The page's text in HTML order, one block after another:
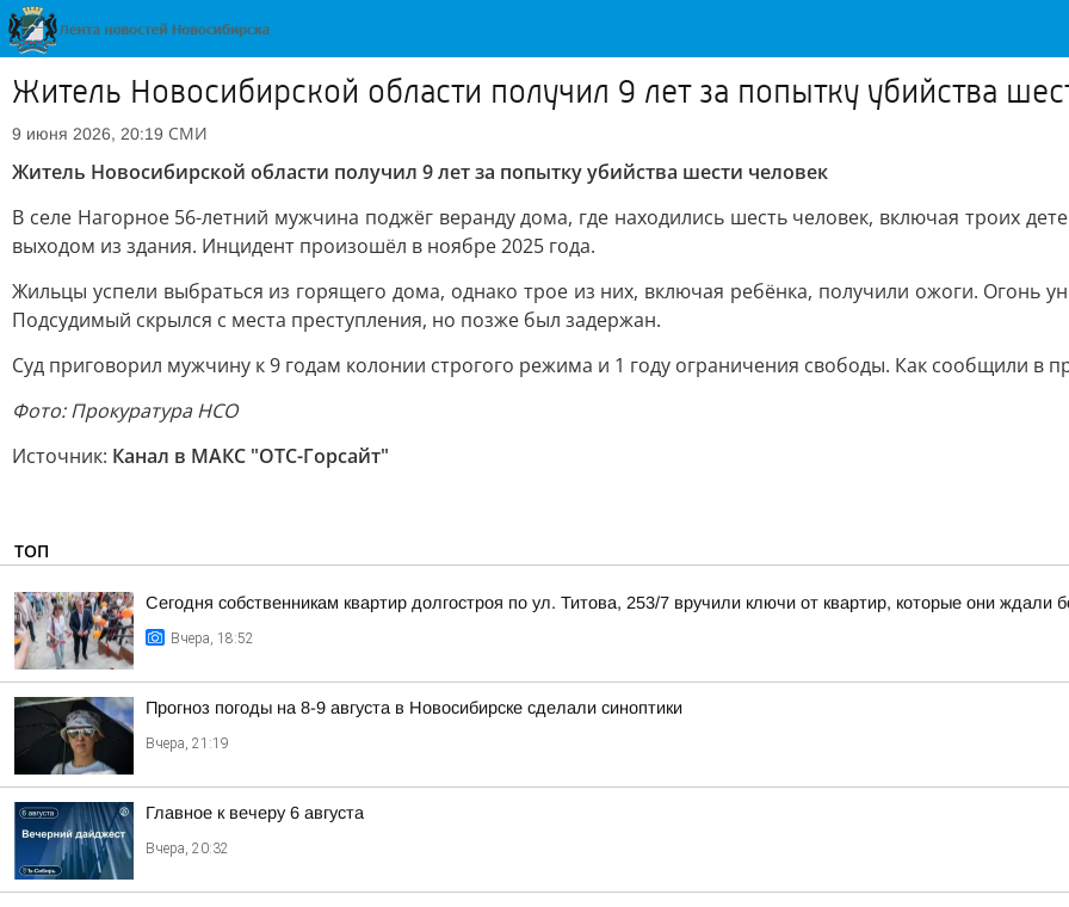
Житель Новосибирской области получил 9 лет за попытку убийства
9 июня 2026, 20:19 СМИ
Житель Новосибирской области получил 9 лет за попытку убийства шести человек
В селе Нагорное 56-летний мужчина поджёг веранду дома, где находились шесть человек, включая троих
выходом из здания. Инцидент произошёл в ноябре 2025 года.
Жильцы успели выбраться из горящего дома, однако трое из них, включая ребёнка, получили ожоги. Огонь
Подсудимый скрылся с места преступления, но позже был задержан.
Суд приговорил мужчину к 9 годам колонии строгого режима и 1 году ограничения свободы. Как сообщили в
Фото: Прокуратура НСО
Источник: Канал в МАКС "ОТС-Горсайт"
ТОП
Сегодня собственникам квартир долгостроя по ул. Титова, 253/7 вручили ключи от квартир, которые они ждали
Вчера, 18:52
Прогноз погоды на 8-9 августа в Новосибирске сделали синоптики
Вчера, 21:19
Главное к вечеру 6 августа
Вчера, 20:32